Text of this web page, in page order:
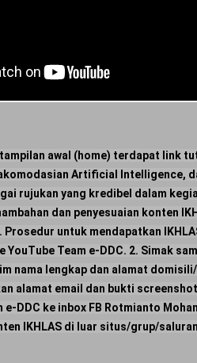
tampilan awal (home) terdapat link
Artificial Intelligence,
rujukan yang kredibel dalam
dan penyesuaian konten
untuk mendapatkan
Team e-DDC. 2. Simak
nama lengkap dan alamat
alamat email dan bukti
DDC ke inbox FB Rotmianto
IKHLAS di luar situs/grup/